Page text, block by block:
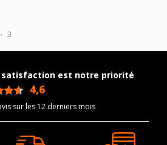
3
satisfaction est notre priorité
4,6
sur les 12 derniers mois